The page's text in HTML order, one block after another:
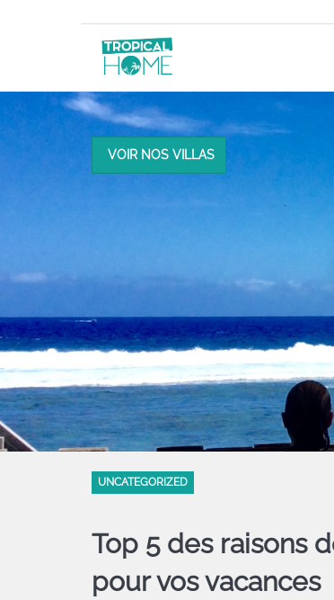
VOIR NOS VILLAS
UNCATEGORIZED
Top 5 des raisons
pour vos vacances